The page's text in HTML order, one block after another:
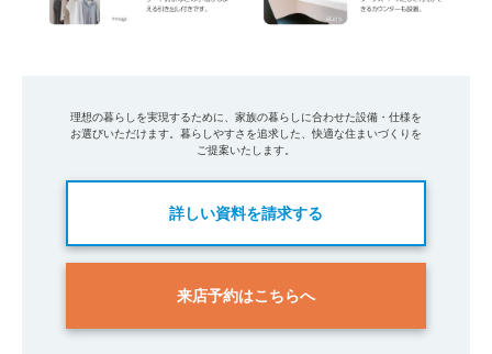
理想の暮らしを実現するために、家族の暮らしに合わせた設備・仕様を
お選びいただけます。暮らしやすさを追求した、快適な住まいづくりを
ご提案いたします。
詳しい資料を請求する
来店予約はこちらへ